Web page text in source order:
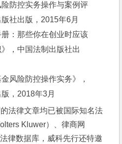
险防控实务操作与案例评
社出版，2015年6月
册：那些你在创业时应该
，中国法制出版社出
风险防控操作实务》，
，2018年3月
法律文章均已被国际知名法
Kluwer）、律商网
律数据库，威科先行还特邀